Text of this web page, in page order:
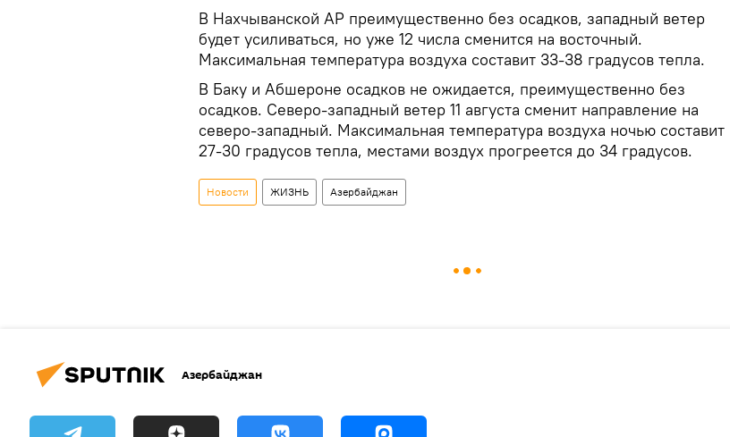
В Нахчыванской АР преимущественно без осадков, западный ветер
будет усиливаться, но уже 12 числа сменится на восточный.
Максимальная температура воздуха составит 33-38 градусов тепла.
В Баку и Абшероне осадков не ожидается, преимущественно без
осадков. Северо-западный ветер 11 августа сменит направление на
северо-западный. Максимальная температура воздуха ночью составит
27-30 градусов тепла, местами воздух прогреется до 34 градусов.
Новости ЖИЗНЬ Азербайджан
Азербайджан